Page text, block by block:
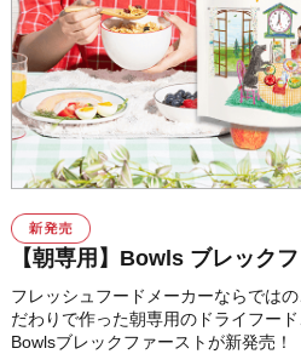
【朝専用】Bowls ブレック
フレッシュフードメーカーならではの
だわりで作った朝専用のドライフード
Bowlsブレックファーストが新発売！